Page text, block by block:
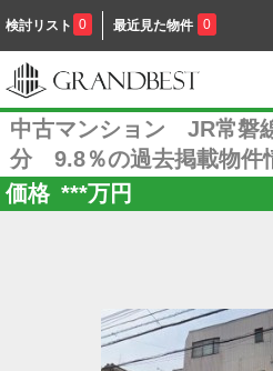
検討リスト 0 最近見た物件 0
中古マンション JR常磐
分 9.8％の過去掲載物件
価格 ***万円